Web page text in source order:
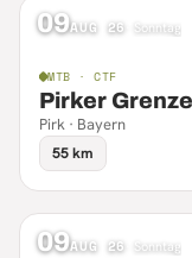
09AUG 26 Sonntag
MTB · CTF
Pirker
Pirk · Bayern
55 km
09AUG 26 Sonntag